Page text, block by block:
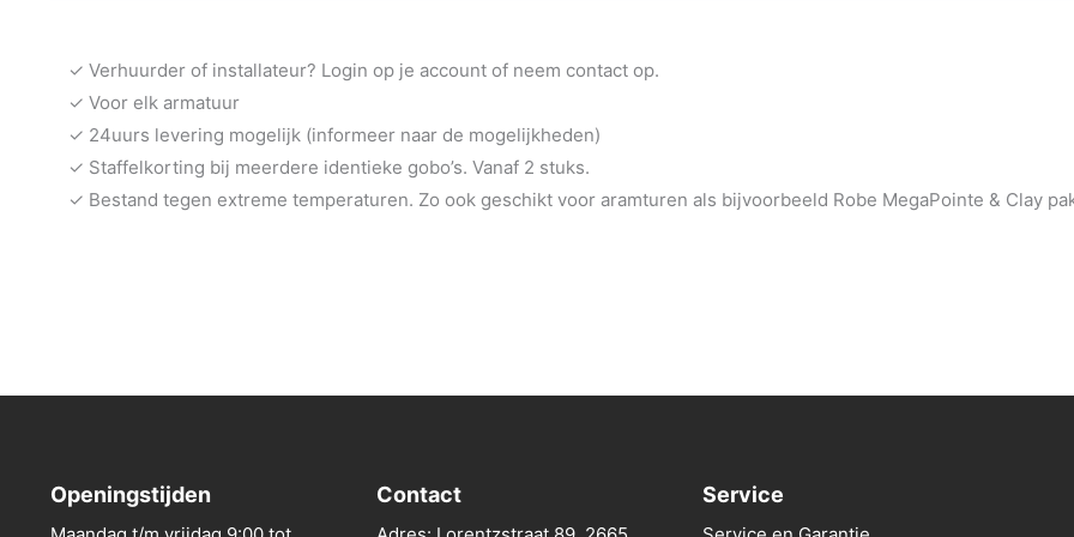
✓ Verhuurder of installateur? Login op je account of neem contact op.
✓ Voor elk armatuur
✓ 24uurs levering mogelijk (informeer naar de mogelijkheden)
✓ Staffelkorting bij meerdere identieke gobo’s. Vanaf 2 stuks.
✓ Bestand tegen extreme temperaturen. Zo ook geschikt voor aramturen als bijvoorbeeld Robe MegaPointe & Clay
Openingstijden Contact Service